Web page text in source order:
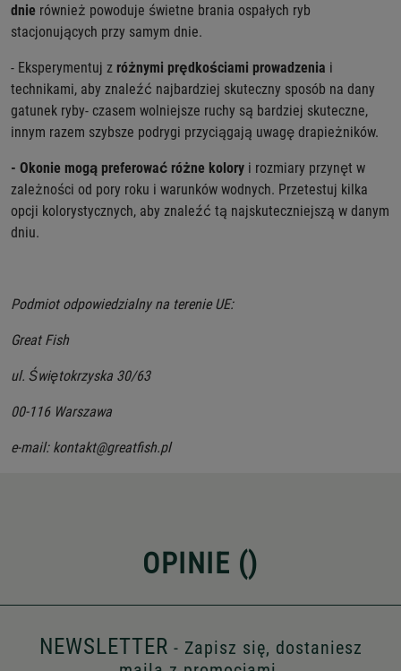
dnie również powoduje świetne brania ospałych ryb
stacjonujących przy samym dnie.
- Eksperymentuj z różnymi prędkościami prowadzenia i
technikami, aby znaleźć najbardziej skuteczny sposób na dany
gatunek ryby- czasem wolniejsze ruchy są bardziej skuteczne,
innym razem szybsze podrygi przyciągają uwagę drapieżników.
- Okonie mogą preferować różne kolory i rozmiary przynęt w
zależności od pory roku i warunków wodnych. Przetestuj kilka
opcji kolorystycznych, aby znaleźć tą najskuteczniejszą w danym
dniu.
Podmiot odpowiedzialny na terenie UE:
Great Fish
ul. Świętokrzyska 30/63
00-116 Warszawa
e-mail: kontakt@greatfish.pl
OPINIE ()
NEWSLETTER - Zapisz się, dostaniesz